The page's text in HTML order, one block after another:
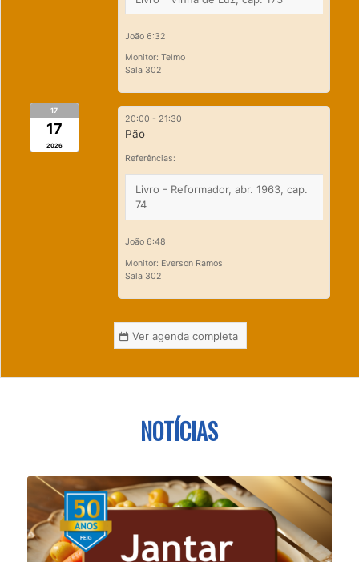
João 6:32
Monitor: Telmo
Sala 302
17
17
2026
20:00 - 21:30
Pão
Referências:
Livro - Reformador, abr. 1963, cap.
74
João 6:48
Monitor: Everson Ramos
Sala 302
Ver agenda completa
NOTÍCIAS